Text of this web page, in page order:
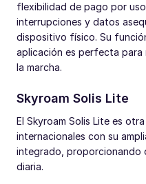
flexibilidad de pago por
interrupciones y datos
dispositivo físico. Su
aplicación es perfecta
la marcha.
Skyroam Solis Lite
El Skyroam Solis Lite es
internacionales con su
integrado, proporcionando
diaria.